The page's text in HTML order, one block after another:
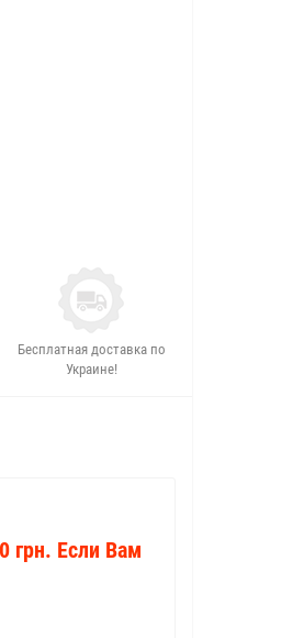
Бесплатная доставка по
Украине!
грн. Если Вам